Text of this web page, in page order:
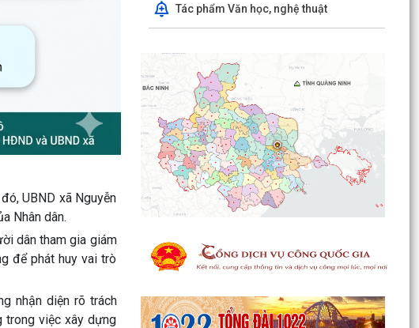
UBND xã Nguyễn
Nhân dân.
dân tham gia giám
để phát huy vai trò
nhận diện rõ trách
trong việc xây dựng
Tác phẩm Văn học, nghệ thuật
Hội đồng xác nhận người có công và Hội đồng
Chính sách xã Nguyễn Lương Bằng họp xét
duyệt hồ sơ đề...
BAN THƯỜNG VỤ ĐẢNG UỶ XÃ NGUYỄN LƯƠNG
HƯƠNG TƯỞNG NIỆM PHÓ CHỦ...
THƯỜNG LỆ GIỮA NĂM 2026 HĐND THÀNH PHỐ
HẢI PHÒNG KHÓA XVII,...